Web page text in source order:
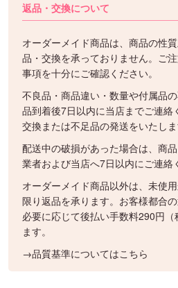
返品・交換について
オーダーメイド商品は、商品の性
品・交換を承っておりません。ご
事項を十分にご確認ください。
不良品・商品違い・数量や付属品
品到着後7日以内に当店までご連絡
交換または不足品の発送をいたしま
配送中の破損があった場合は、商
業者および当店へ7日以内にご連絡
オーダーメイド商品以外は、未使
限り返品を承ります。お客様都合
必要に応じて後払い手数料290円
ます。
→品質基準についてはこちら